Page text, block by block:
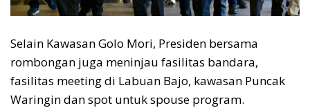
Selain Kawasan Golo Mori, Presiden bersama
rombongan juga meninjau fasilitas bandara,
fasilitas meeting di Labuan Bajo, kawasan Puncak
Waringin dan spot untuk spouse program.